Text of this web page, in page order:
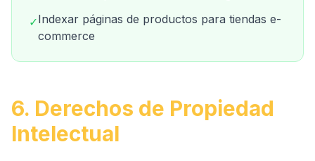
✓Indexar páginas de productos para tiendas e-
commerce
6. Derechos de Propiedad
Intelectual